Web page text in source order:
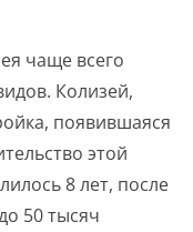
чаще всего
Колизей,
появившаяся
этой
8 лет, после
50 тысяч